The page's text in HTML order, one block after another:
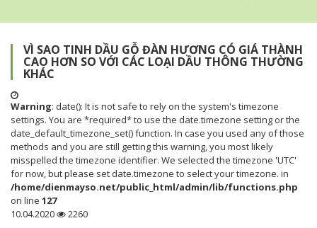
VÌ SAO TINH DẦU GỖ ĐÀN HƯƠNG CÓ GIÁ THÀNH
CAO HƠN SO VỚI CÁC LOẠI DẦU THÔNG THƯỜNG
KHÁC
Warning: date(): It is not safe to rely on the system's timezone
settings. You are *required* to use the date.timezone setting or the
date_default_timezone_set() function. In case you used any of those
methods and you are still getting this warning, you most likely
misspelled the timezone identifier. We selected the timezone 'UTC'
for now, but please set date.timezone to select your timezone. in
/home/dienmayso.net/public_html/admin/lib/functions.php
on line 127
10.04.2020
2260